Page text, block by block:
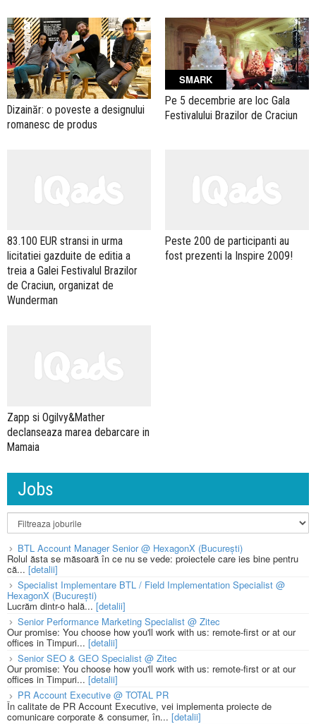
Dizainăr: o poveste a designului
romanesc de produs
SMARK
Pe 5 decembrie are loc Gala
Festivalului Brazilor de Craciun
83.100 EUR stransi in urma
licitatiei gazduite de editia a
treia a Galei Festivalul Brazilor
de Craciun, organizat de
Wunderman
Peste 200 de participanti au
fost prezenti la Inspire 2009!
Zapp si Ogilvy&Mather
declanseaza marea debarcare in
Mamaia
Jobs
BTL Account Manager Senior @ HexagonX (București)
Rolul ăsta se măsoară în ce nu se vede: proiectele care ies bine pentru
că... [detalii]
Specialist Implementare BTL / Field Implementation Specialist @
HexagonX (București)
Lucrăm dintr-o hală... [detalii]
Senior Performance Marketing Specialist @ Zitec
Our promise: You choose how you'll work with us: remote-first or at our
offices in Timpuri... [detalii]
Senior SEO & GEO Specialist @ Zitec
Our promise: You choose how you'll work with us: remote-first or at our
offices in Timpuri... [detalii]
PR Account Executive @ TOTAL PR
În calitate de PR Account Executive, vei implementa proiecte de
comunicare corporate & consumer, în... [detalii]